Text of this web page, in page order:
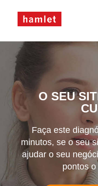
O SEU
Faça este
minutos, se o seu
ajudar o seu
pontos